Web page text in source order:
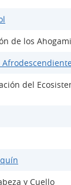
de los
del
y Cuello